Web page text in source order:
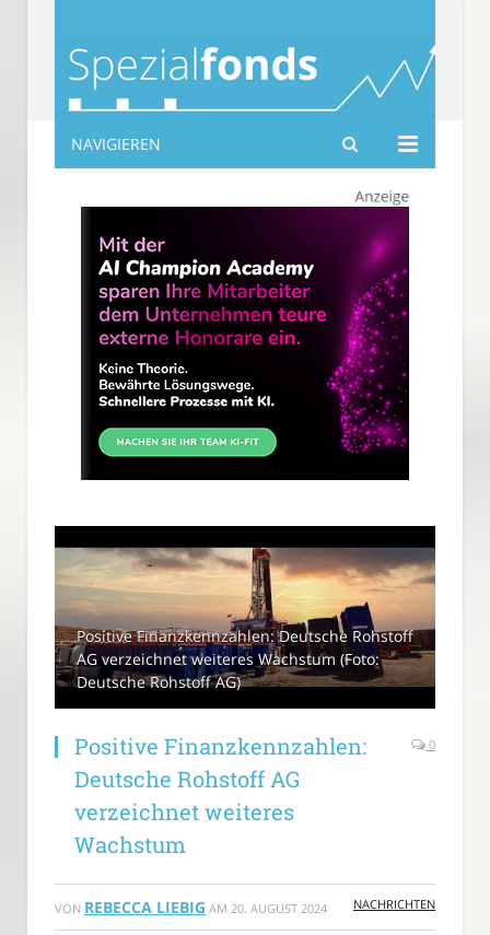
spezialfonds-info.de
NAVIGIEREN
Positive Finanzkennzahlen: Deutsche Rohstoff
AG verzeichnet weiteres Wachstum (Foto:
Deutsche Rohstoff AG)
Positive Finanzkennzahlen:
Deutsche Rohstoff AG
verzeichnet weiteres
Wachstum
0
VON REBECCA LIEBIG AM 20. AUGUST 2024 NACHRICHTEN